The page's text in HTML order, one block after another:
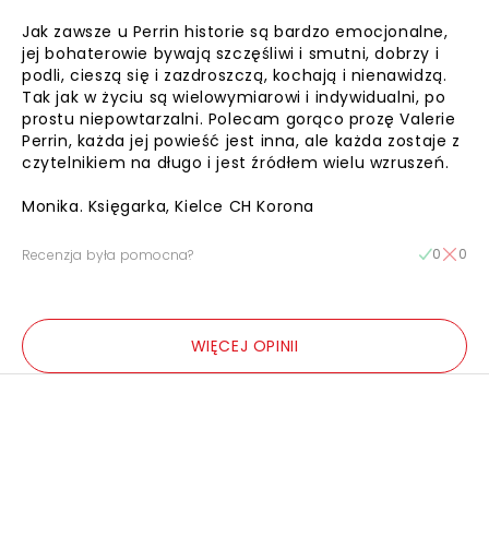
Jak zawsze u Perrin historie są bardzo emocjonalne,
jej bohaterowie bywają szczęśliwi i smutni, dobrzy i
podli, cieszą się i zazdroszczą, kochają i nienawidzą.
Tak jak w życiu są wielowymiarowi i indywidualni, po
prostu niepowtarzalni. Polecam gorąco prozę Valerie
Perrin, każda jej powieść jest inna, ale każda zostaje z
czytelnikiem na długo i jest źródłem wielu wzruszeń.
Monika. Księgarka, Kielce CH Korona
Recenzja była pomocna? 0 0
WIĘCEJ OPINII